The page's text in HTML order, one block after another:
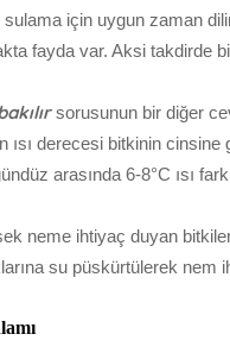
sulama için uygun zaman
fayda var. Aksi takdirde
sorusunun bir diğer
ısı derecesi bitkinin
arasında 6-8°C ısı
neme ihtiyaç duyan
su püskürtülerek nem